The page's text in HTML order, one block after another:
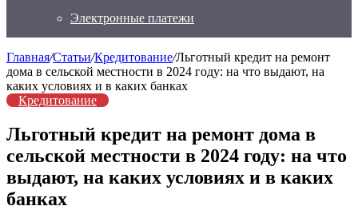
Электронные платежи
Главная/Статьи/Кредитование/Льготный кредит на ремонт
дома в сельской местности в 2024 году: на что выдают, на
каких условиях и в каких банках
Кредитование
Льготный кредит на ремонт дома в
сельской местности в 2024 году: на что
выдают, на каких условиях и в каких
банках